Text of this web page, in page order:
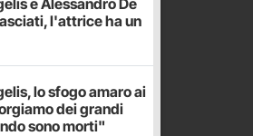
e Alessandro De
l'attrice ha un
lo sfogo amaro ai
dei grandi
sono morti"